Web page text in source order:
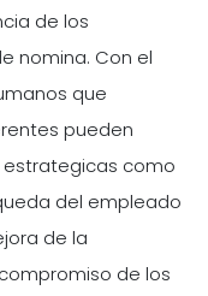
de los
nomina. Con el
que
pueden
como
del empleado
de la
de los